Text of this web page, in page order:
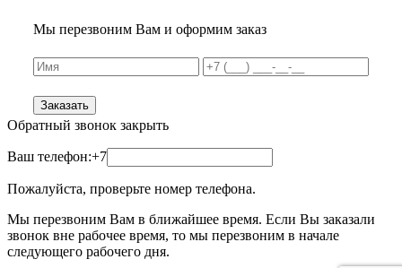
Мы перезвоним Вам и оформим заказ
Заказать
Обратный звонок закрыть
Ваш телефон:+7
Пожалуйста, проверьте номер телефона.
Мы перезвоним Вам в ближайшее время. Если Вы заказали
звонок вне рабочее время, то мы перезвоним в начале
следующего рабочего дня.